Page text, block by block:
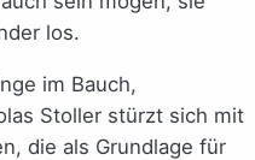
los.
im Bauch,
Stoller stürzt sich mit
die als Grundlage für